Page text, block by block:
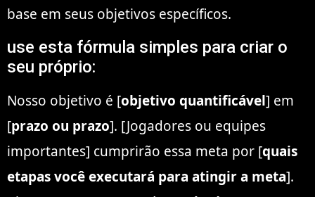
base em seus objetivos específicos.
use esta fórmula simples para criar o
seu próprio:
Nosso objetivo é [objetivo quantificável] em
[prazo ou prazo]. [Jogadores ou equipes
importantes] cumprirão essa meta por [quais
etapas você executará para atingir a meta].